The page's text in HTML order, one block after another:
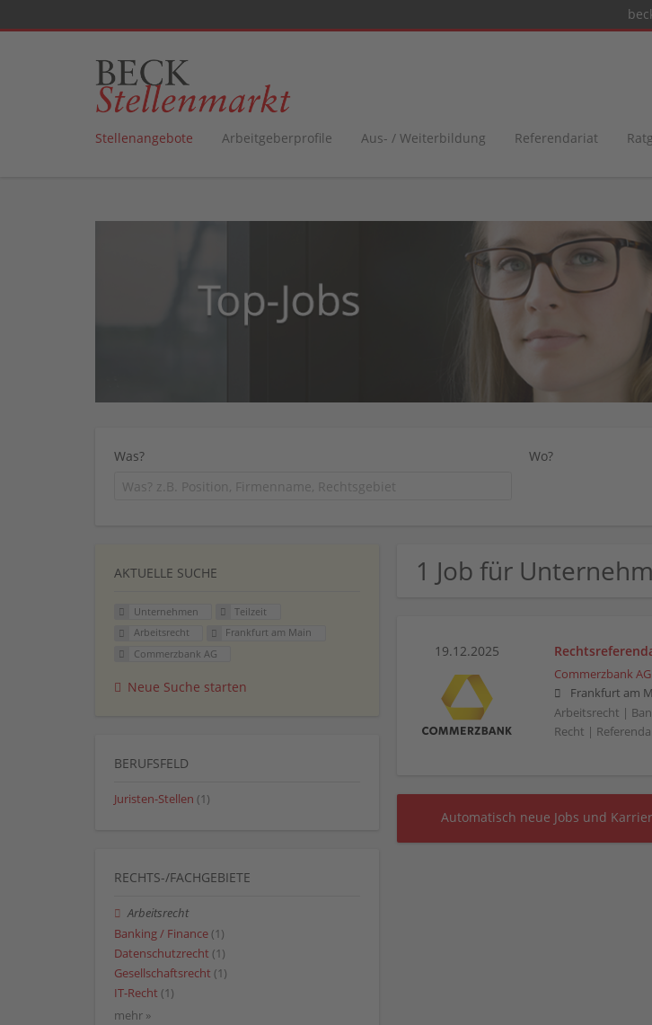
Stellenangebote Arbeitgeberprofile Aus- / Weiterbildung Referendariat
Was? Wo?
1 Job für
19.12.2025
Commerzbank AG
Frankfurt am
Arbeitsrecht |
Recht |
Automatisch neue Jobs und
AKTUELLE SUCHE
Unternehmen
Teilzeit
Arbeitsrecht
Frankfurt am Main
Commerzbank AG
Neue Suche starten
BERUFSFELD
Juristen-Stellen (1)
RECHTS-/FACHGEBIETE
Arbeitsrecht
Banking / Finance (1)
Datenschutzrecht (1)
Gesellschaftsrecht (1)
IT-Recht (1)
mehr »